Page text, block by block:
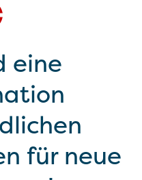
eine
für neue